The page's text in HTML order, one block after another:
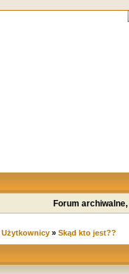
Forum
Użytkownicy» Skąd kto jest??